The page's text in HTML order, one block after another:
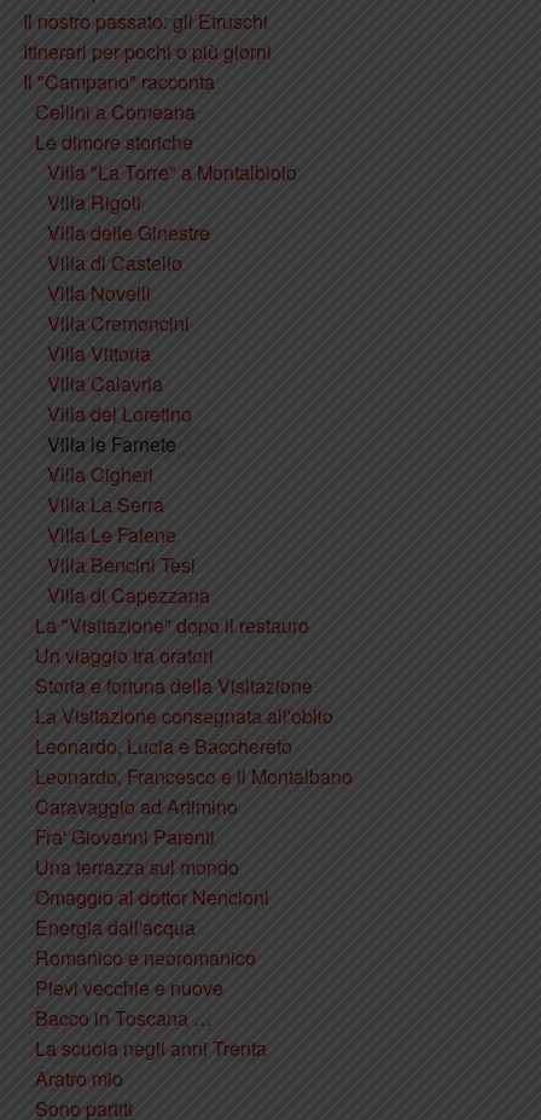
Il nostro passato: gli Etruschi
Itinerari per pochi o più giorni
Il "Campano" racconta
Cellini a Comeana
Le dimore storiche
Villa "La Torre" a Montalbiolo
Villa Rigoli
Villa delle Ginestre
Villa di Castello
Villa Novelli
Villa Cremoncini
Villa Vittoria
Villa Calavria
Villa del Loretino
Villa le Farnete
Villa Cigheri
Villa La Serra
Villa Le Falene
Villa Bencini Tesi
Villa di Capezzana
La "Visitazione" dopo il restauro
Un viaggio tra oratori
Storia e fortuna della Visitazione
La Visitazione consegnata all'oblio
Leonardo, Lucia e Bacchereto
Leonardo, Francesco e il Montalbano
Caravaggio ad Artimino
Fra' Giovanni Parenti
Una terrazza sul mondo
Omaggio al dottor Nencioni
Energia dall'acqua
Romanico e neoromanico
Pievi vecchie e nuove
Bacco in Toscana …
La scuola negli anni Trenta
Aratro mio
Sono partiti